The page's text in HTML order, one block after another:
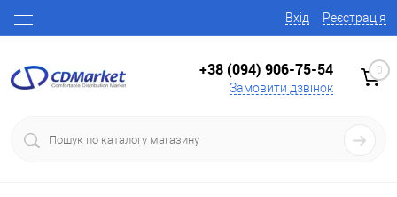
Вхід Реєстрація
+38 (094) 906-75-54
Замовити дзвінок
0